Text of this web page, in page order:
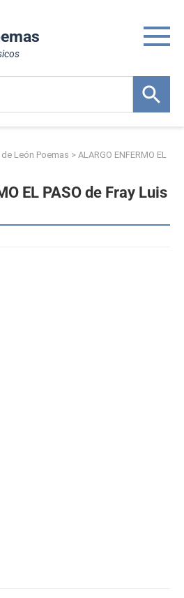
de León Poemas > ALARGO ENFERMO EL
EL PASO de Fray Luis